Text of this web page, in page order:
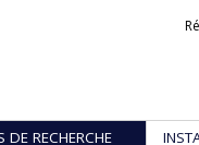
DE RECHERCHE